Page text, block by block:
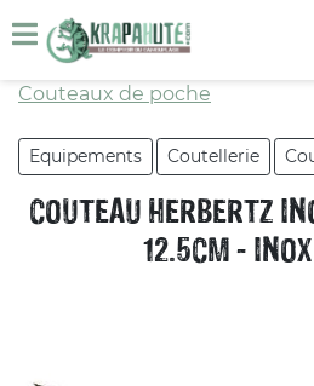
Equipements Coutellerie
COUTEAU HERBERTZ
12.5CM -
Couteaux de poche